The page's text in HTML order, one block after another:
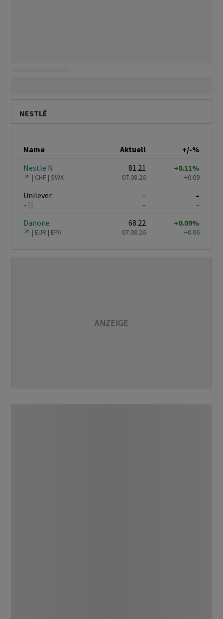
NESTLÉ
Name Aktuell
+/-%
Nestle N
CHF SWX
81.21
07.08.26
+0.11%
+0.09
Unilever
–
–
–
–
–
Danone
EUR EPA
68.22
07.08.26
+0.09%
+0.06